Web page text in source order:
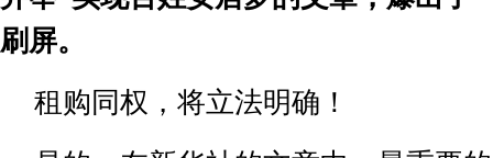
刷屏。
租购同权，将立法明确！